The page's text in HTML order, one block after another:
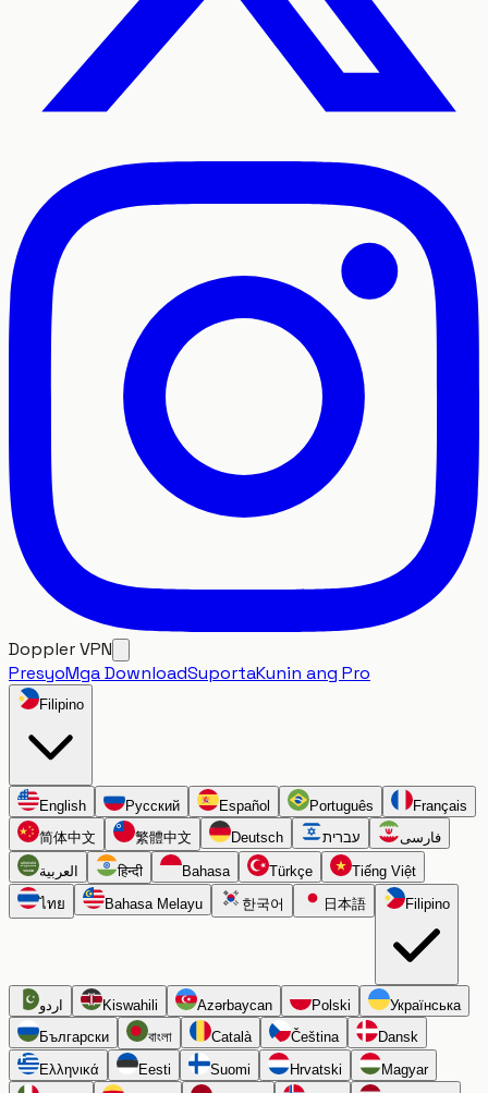
Doppler VPN
PresyoMga DownloadSuportaKunin ang Pro
Filipino
English Русский Español Português
Français
简体中文
繁體中文 Deutsch עברית فارسی
العربية हिन्दी Bahasa Türkçe
Tiếng Việt
ไทย
Bahasa Melayu 한국어 日本語 Filipino
اردو Kiswahili Azərbaycan Polski
Українська
Български
বাংলা Català Čeština
Dansk
Ελληνικά
Eesti Suomi Hrvatski
Magyar